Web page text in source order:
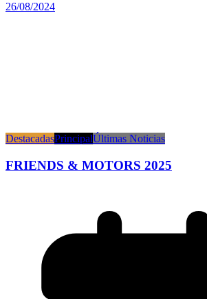
26/08/2024
DestacadasPrincipalÚltimas Noticias
FRIENDS & MOTORS 2025